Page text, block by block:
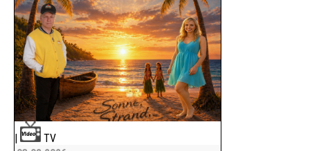
Die bezaubernden Handpuppen von
Josef Tränklers Puppenbühne
entführen ihr Publikum in farbenfrohe
Fantasiewelten und versprechen mit
ihren heiteren Geschichten beste
Unterhaltung für die ganze Fam
|
TV